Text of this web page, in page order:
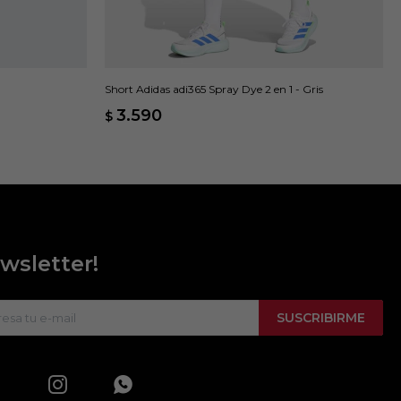
Short Adidas adi365 Spray Dye 2 en 1 - Gris
$ 3.590
SUSCRIBIRME
 